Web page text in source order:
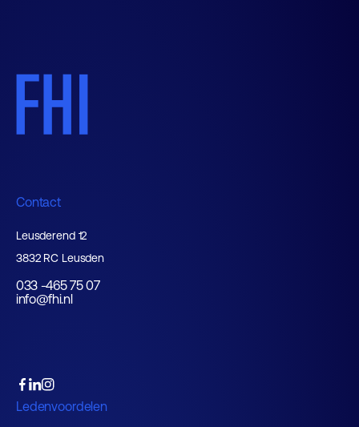
Contact
Leusderend 12
3832 RC Leusden
033 -465 75 07
info@fhi.nl
Ledenvoordelen